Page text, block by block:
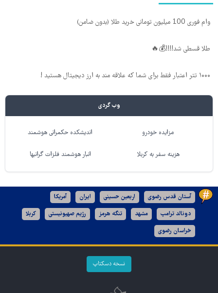
وام فوری 100 میلیون تومانی خرید طلا (بدون ضامن)
طلا قسطی شد!!!!💰🔥
۱۰۰۰ تتر اعتبار فقط برای شما که علاقه مند به ارز دیجیتال هستید !
وب گردی
مزایده خودرو اندیشکده حکمرانی هوشمند
هزینه سفر به کربلا انبار هوشمند فلزات گرانبها
آستان قدس رضوی اربعین حسینی ایران آمریکا
دونالد ترامپ مشهد تنگه هرمز رژیم صهیونیستی کربلا
خراسان رضوی
نسخه دسکتاپ